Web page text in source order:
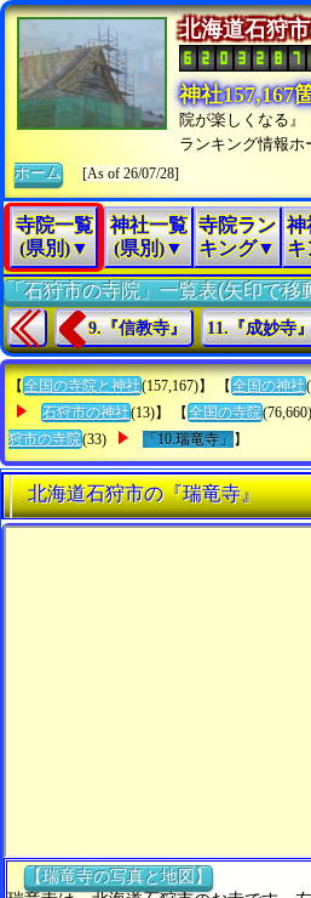
北海道石狩
神社157,167
院が楽しくなる
ランキング情報ホ
ホーム
[As of 26/07/28]
寺院一覧
(県別)▼
神社一覧
(県別)▼
寺院ラン
キング▼
神
「石狩市の寺院」一覧表(矢印で移
9.『信教寺』 11.『成妙寺
【 全国の寺院と神社(157,167)】 【 全国の神社
石狩市の神社(13)】 【 全国の寺院(76,660)
狩市の寺院(33) 「10.瑞竜寺」 】
北海道石狩市の『瑞竜寺』
【瑞竜寺の写真と地図】